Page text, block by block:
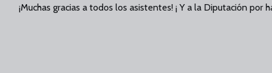
¡Muchas gracias a todos los asistentes! ¡ Y a la Diputación por